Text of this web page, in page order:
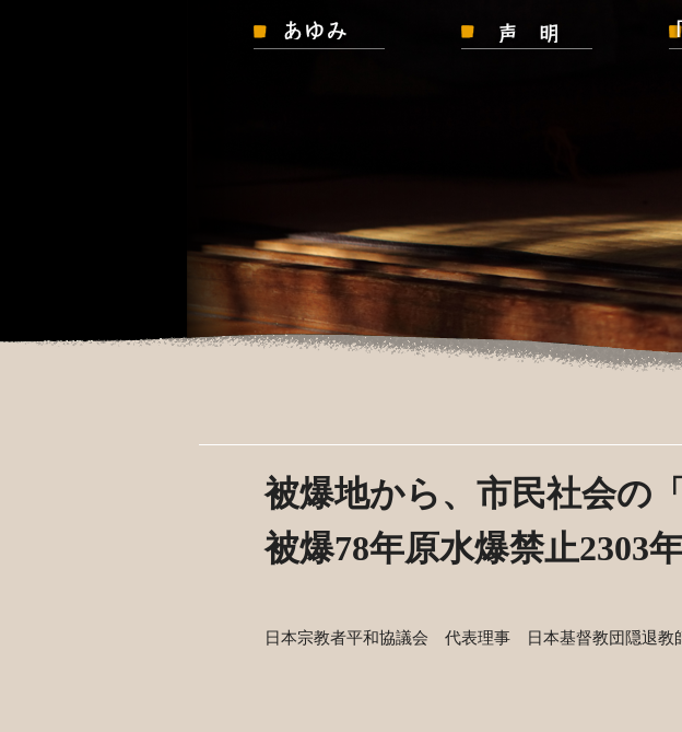
被爆地から、市民社会の
被爆78年原水爆禁止2303
日本宗教者平和協議会 代表理事 日本基督教団隠退